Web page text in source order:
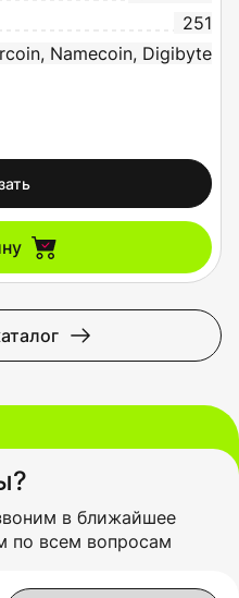
251
Namecoin, Digibyte
в ближайшее
по всем вопросам